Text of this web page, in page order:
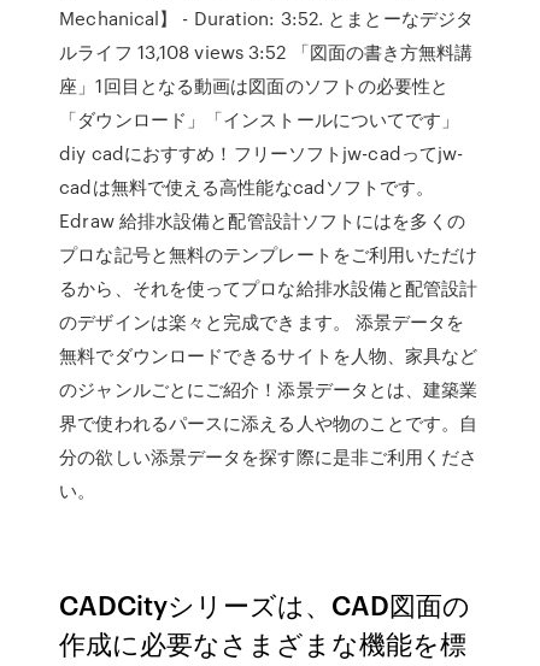
Mechanical】 - Duration: 3:52. とまとーなデジタ
ルライフ 13,108 views 3:52 「図面の書き方無料講
座」1回目となる動画は図面のソフトの必要性と
「ダウンロード」「インストールについてです」
diy cadにおすすめ！フリーソフトjw-cadってjw-
cadは無料で使える高性能なcadソフトです。
Edraw 給排水設備と配管設計ソフトにはを多くの
プロな記号と無料のテンプレートをご利用いただけ
るから、それを使ってプロな給排水設備と配管設計
のデザインは楽々と完成できます。 添景データを
無料でダウンロードできるサイトを人物、家具など
のジャンルごとにご紹介！添景データとは、建築業
界で使われるパースに添える人や物のことです。自
分の欲しい添景データを探す際に是非ご利用くださ
い。
CADCityシリーズは、CAD図面の
作成に必要なさまざまな機能を標